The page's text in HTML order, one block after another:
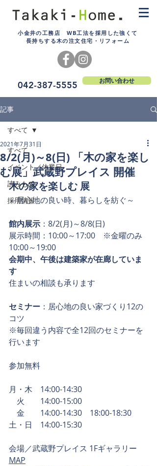
小金井の工務店 WB工法を採用した強くて
長持ちする木の注文住宅・リフォーム
042-387-5555 お問い合わせ
記事
すべて
イベント／休業日
読みもの
採用情報
すべて
8/2(月)～8(日) 「木の家を楽し
む展」武蔵野プレイス 開催
2021年7月31日
木の家を楽しむ 展
～居心地の良い時、暮らしを紡ぐ～
館内展示 ：8/2(月)～8/8(日)
展示時間：10:00～17:00　※金曜のみ
10:00～19:00
会期中、午後は建築家が在廊していま
す
住まいの相談も承ります
セミナー ：居心地の良い家づくり12の
コツ
※毎回違う内容で全12回のセミナーを
行います
参加無料
月・木　14:00-14:30
火　　14:00-15:00
金　　14:00-14:30　18:00-18:30
土・日　14:00-15:30
会場／武蔵野プレイス 1Fギャラリー
MAP